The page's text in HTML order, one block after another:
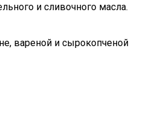
и сливочного масла.
вареной и сырокопченой